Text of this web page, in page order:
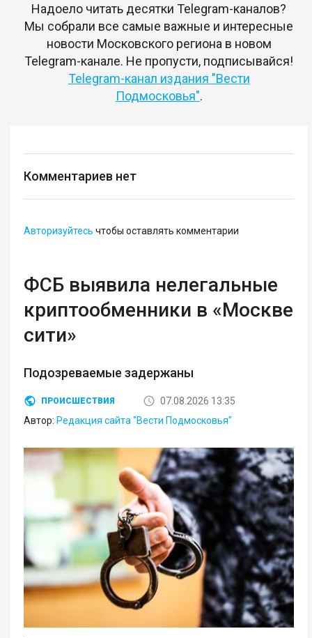
Надоело читать десятки Telegram-каналов?
Мы собрали все самые важные и интересные
новости Московского региона в новом
Telegram-канале. Не пропусти, подписывайся!
Telegram-канал издания "Вести
Подмосковья".
Комментариев нет
Авторизуйтесь чтобы оставлять комментарии
ФСБ выявила нелегальные
криптообменники в «Москве
сити»
Подозреваемые задержаны
ПРОИСШЕСТВИЯ
07.08.2026 13:35
Автор: Редакция сайта "Вести Подмосковья"